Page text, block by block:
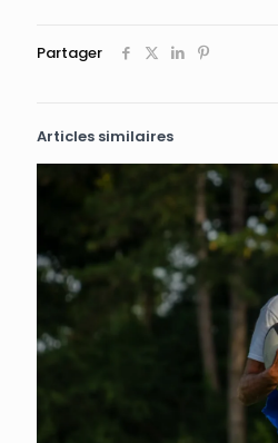
Partager
Articles similaires